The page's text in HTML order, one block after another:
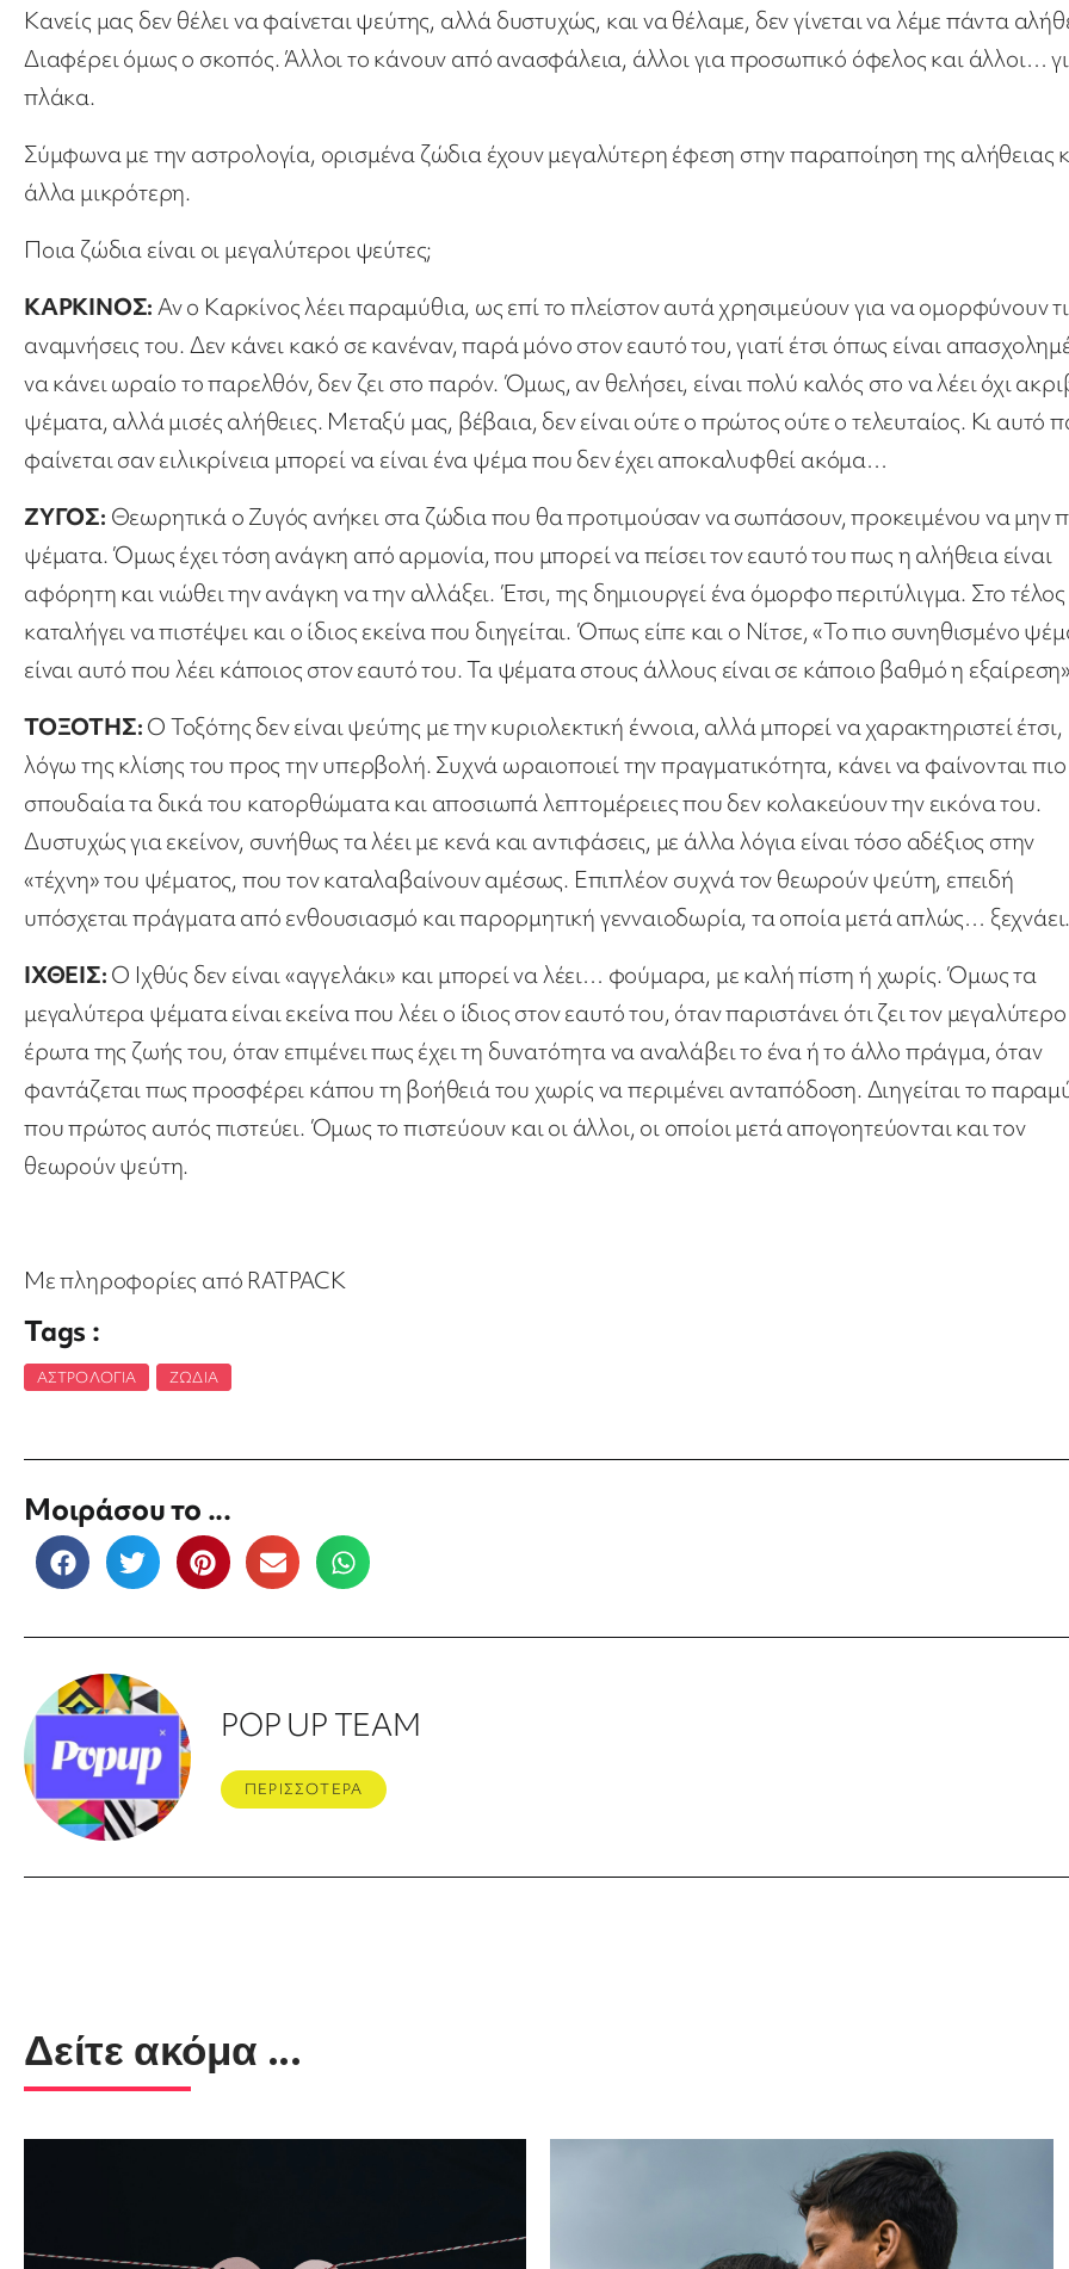
Κανείς μας δεν θέλει να φαίνεται ψεύτης, αλλά δυστυχώς, και να θέλαμε, δεν γίνεται να λέμε πάντα
Διαφέρει όμως ο σκοπός. Άλλοι το κάνουν από ανασφάλεια, άλλοι για προσωπικό όφελος και άλλοι…
πλάκα.
Σύμφωνα με την αστρολογία, ορισμένα ζώδια έχουν μεγαλύτερη έφεση στην παραποίηση της αλήθειας
άλλα μικρότερη.
Ποια ζώδια είναι οι μεγαλύτεροι ψεύτες;
ΚΑΡΚΙΝΟΣ:Αν ο Καρκίνος λέει παραμύθια, ως επί το πλείστον αυτά χρησιμεύουν για να ομορφύνουν
αναμνήσεις του. Δεν κάνει κακό σε κανέναν, παρά μόνο στον εαυτό του, γιατί έτσι όπως είναι
να κάνει ωραίο το παρελθόν, δεν ζει στο παρόν. Όμως, αν θελήσει, είναι πολύ καλός στο να λέει όχι
ψέματα, αλλά μισές αλήθειες. Μεταξύ μας, βέβαια, δεν είναι ούτε ο πρώτος ούτε ο τελευταίος. Κι αυτό
φαίνεται σαν ειλικρίνεια μπορεί να είναι ένα ψέμα που δεν έχει αποκαλυφθεί ακόμα…
ΖΥΓΟΣ: Θεωρητικά ο Ζυγός ανήκει στα ζώδια που θα προτιμούσαν να σωπάσουν, προκειμένου να μην
ψέματα. Όμως έχει τόση ανάγκη από αρμονία, που μπορεί να πείσει τον εαυτό του πως η αλήθεια είναι
αφόρητη και νιώθει την ανάγκη να την αλλάξει. Έτσι, της δημιουργεί ένα όμορφο περιτύλιγμα. Στο τέλος
καταλήγει να πιστέψει και ο ίδιος εκείνα που διηγείται. Όπως είπε και ο Νίτσε, «Το πιο συνηθισμένο
είναι αυτό που λέει κάποιος στον εαυτό του. Τα ψέματα στους άλλους είναι σε κάποιο βαθμό η
ΤΟΞΟΤΗΣ:Ο Τοξότης δεν είναι ψεύτης με την κυριολεκτική έννοια, αλλά μπορεί να χαρακτηριστεί έτσι,
λόγω της κλίσης του προς την υπερβολή. Συχνά ωραιοποιεί την πραγματικότητα, κάνει να φαίνονται πιο
σπουδαία τα δικά του κατορθώματα και αποσιωπά λεπτομέρειες που δεν κολακεύουν την εικόνα του.
Δυστυχώς για εκείνον, συνήθως τα λέει με κενά και αντιφάσεις, με άλλα λόγια είναι τόσο αδέξιος στην
«τέχνη» του ψέματος, που τον καταλαβαίνουν αμέσως. Επιπλέον συχνά τον θεωρούν ψεύτη, επειδή
υπόσχεται πράγματα από ενθουσιασμό και παρορμητική γενναιοδωρία, τα οποία μετά απλώς… ξεχνάει.
ΙΧΘΕΙΣ:Ο Ιχθύς δεν είναι «αγγελάκι» και μπορεί να λέει… φούμαρα, με καλή πίστη ή χωρίς. Όμως τα
μεγαλύτερα ψέματα είναι εκείνα που λέει ο ίδιος στον εαυτό του, όταν παριστάνει ότι ζει τον μεγαλύτερο
έρωτα της ζωής του, όταν επιμένει πως έχει τη δυνατότητα να αναλάβει το ένα ή το άλλο πράγμα, όταν
φαντάζεται πως προσφέρει κάπου τη βοήθειά του χωρίς να περιμένει ανταπόδοση. Διηγείται το
που πρώτος αυτός πιστεύει. Όμως το πιστεύουν και οι άλλοι, οι οποίοι μετά απογοητεύονται και τον
θεωρούν ψεύτη.
Με πληροφορίες από RATPACK
Tags :
ΑΣΤΡΟΛΟΓΊΑ ΖΏΔΙΑ
Μοιράσου το ...
POP UP TEAM
ΠΕΡΙΣΣΟΤΕΡΑ
Δείτε ακόμα ...